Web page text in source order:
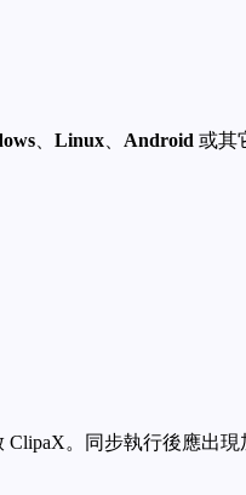
、 Linux、 Android 或其
。同步執行後應出現